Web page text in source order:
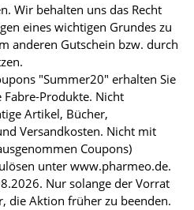
Wir behalten uns das Recht
eines wichtigen Grundes zu
anderen Gutschein bzw. durch
"Summer20" erhalten Sie
Fabre-Produkte. Nicht
Artikel, Bücher,
Versandkosten. Nicht mit
Coupons)
unter www.pharmeo.de.
Nur solange der Vorrat
die Aktion früher zu beenden.